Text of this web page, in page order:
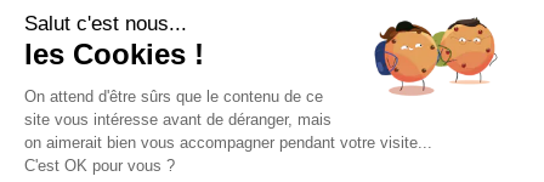
donna celi
eastpak
elite
emily & noah
esprit
etrier
fabrizio
paul marius
samsonite
tamaris
Salut c'est nous...
les Cookies !
On attend d'être sûrs que le contenu de ce
site vous intéresse avant de déranger, mais
on aimerait bien vous accompagner pendant votre visite...
C'est OK pour vous ?